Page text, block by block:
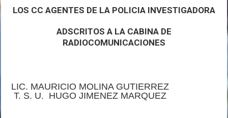
LOS CC AGENTES DE LA POLICIA INVESTIGADORA
ADSCRITOS A LA CABINA DE
RADIOCOMUNICACIONES
LIC. MAURICIO MOLINA GUTIERREZ
T. S. U. HUGO JIMENEZ MARQUEZ